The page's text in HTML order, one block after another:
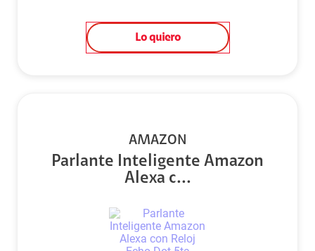
Lo quiero
AMAZON
Parlante Inteligente Amazon
Alexa c...